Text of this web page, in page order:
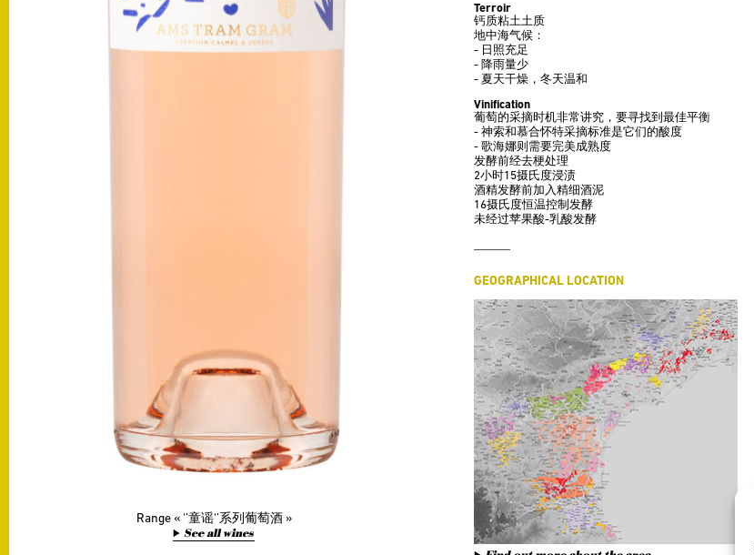
Range
‘’童谣‘’系列葡萄酒
See all wines
Terroir
钙质粘土土质
地中海气候：
- 日照充足
- 降雨量少
- 夏天干燥，冬天温和
Vinification
葡萄的采摘时机非常讲究，要寻找到最佳平衡
- 神索和慕合怀特采摘标准是它们的酸度
- 歌海娜则需要完美成熟度
发酵前经去梗处理
2小时15摄氏度浸渍
酒精发酵前加入精细酒泥
16摄氏度恒温控制发酵
未经过苹果酸-乳酸发酵
GEOGRAPHICAL LOCATION